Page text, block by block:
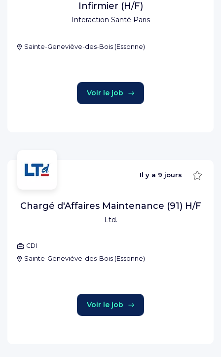
Interaction Santé Paris
Infirmier (H/F)
Sainte-Geneviève-des-Bois (Essonne)
Voir le job
Ltd.
Il y a 9 jours
Chargé d'Affaires Maintenance (91) H/F
CDI
Sainte-Geneviève-des-Bois (Essonne)
Voir le job